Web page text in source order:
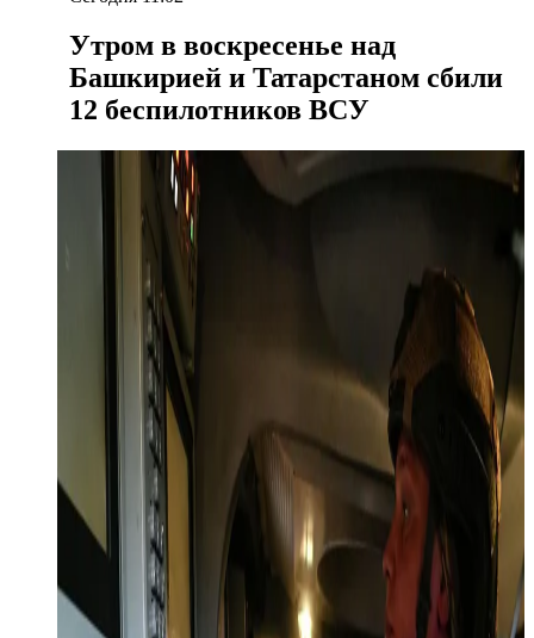
Утром в воскресенье над
Башкирией и Татарстаном сбили
12 беспилотников ВСУ